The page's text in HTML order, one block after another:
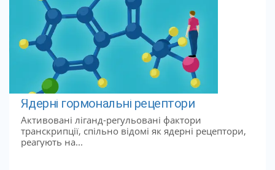
Ядерні гормональні рецептори
Активовані ліганд-регульовані фактори
транскрипції, спільно відомі як ядерні рецептори,
реагують на...